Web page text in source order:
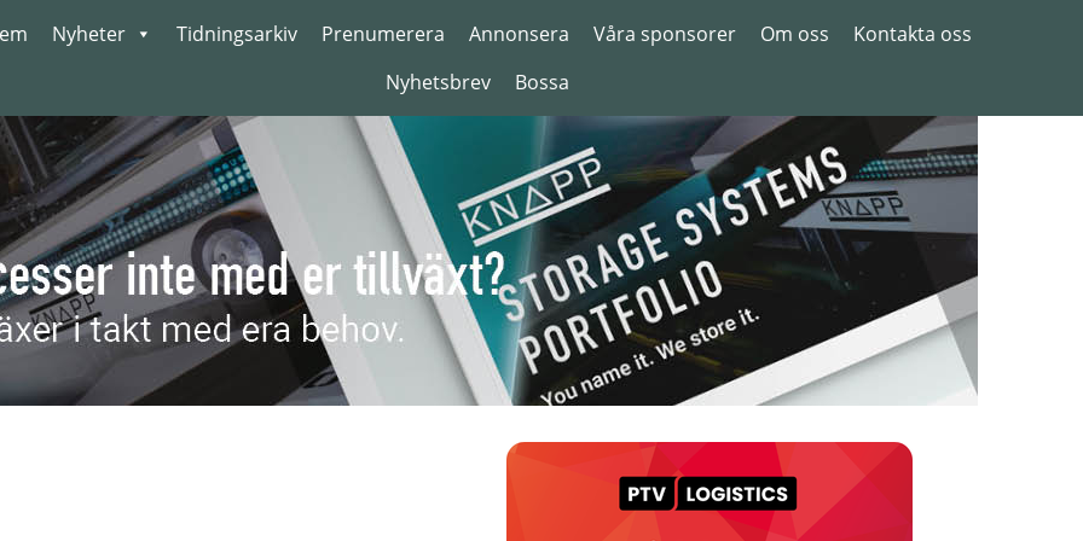
Nyheter Tidningsarkiv Prenumerera Annonsera Våra sponsorer Om oss
Kontakta oss
Nyhetsbrev
Bossa